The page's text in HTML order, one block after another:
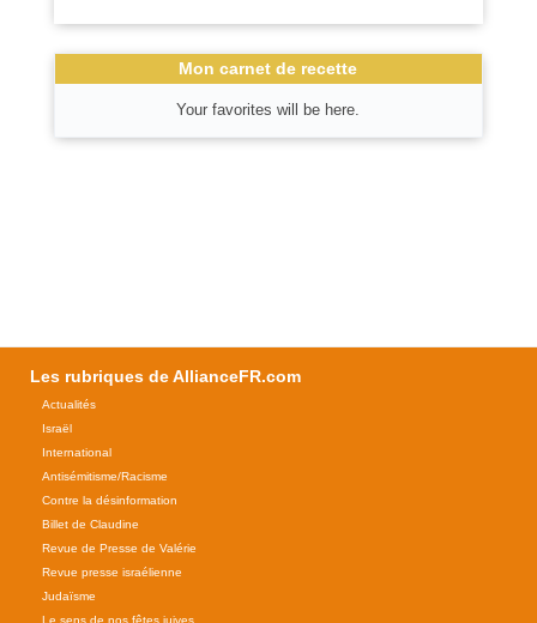
Mon carnet de recette
Your favorites will be here.
Les rubriques de AllianceFR.com
Actualités
Israël
International
Antisémitisme/Racisme
Contre la désinformation
Billet de Claudine
Revue de Presse de Valérie
Revue presse israélienne
Judaïsme
Le sens de nos fêtes juives